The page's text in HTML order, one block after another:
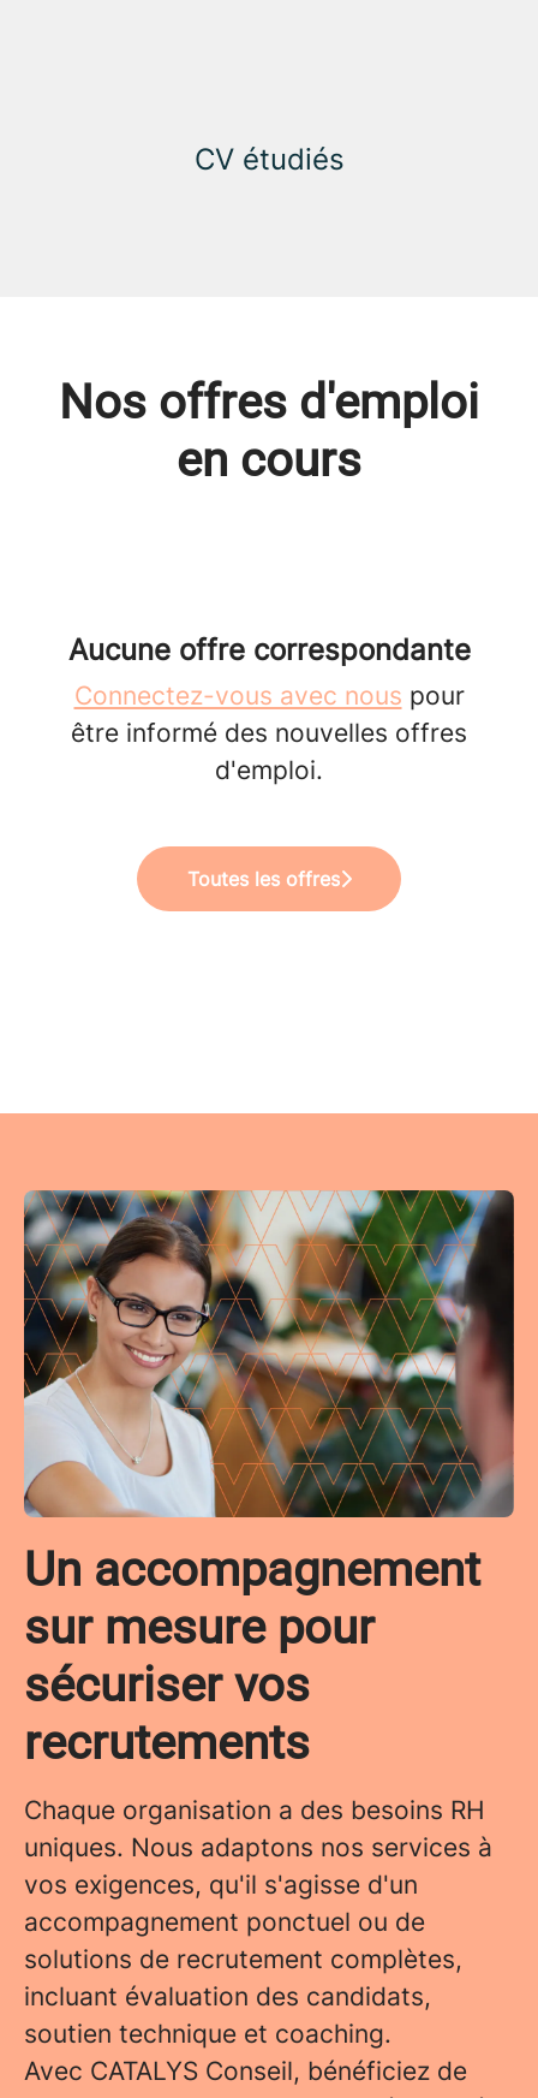
CV étudiés
Nos offres d'emploi
en cours
Aucune offre correspondante
Connectez-vous avec nous pour
être informé des nouvelles offres
d'emploi.
Toutes les offres
Un accompagnement
sur mesure pour
sécuriser vos
recrutements
Chaque organisation a des besoins RH
uniques. Nous adaptons nos services à
vos exigences, qu'il s'agisse d'un
accompagnement ponctuel ou de
solutions de recrutement complètes,
incluant évaluation des candidats,
soutien technique et coaching.
Avec CATALYS Conseil, bénéficiez de